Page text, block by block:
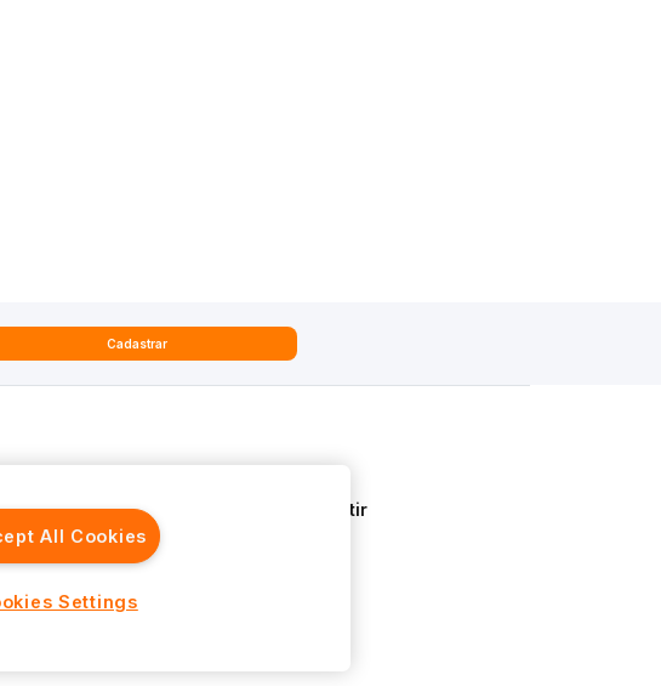
Cadastrar
Strategy
News RV
News RF
Funds
Aprenda a Investir
All Cookies
Settings